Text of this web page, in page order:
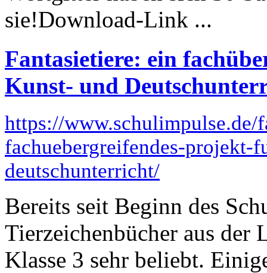
sie!Download-Link ...
Fantasietiere: ein
Kunst- und
https://www.schulimpulse.de/
fachuebergreifendes-projekt-
deutschunterricht/
Bereits seit Beginn des
Tierzeichenbücher aus der
Klasse 3 sehr beliebt.